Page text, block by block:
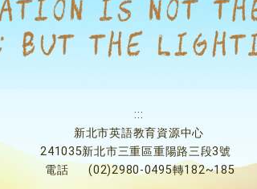
:::
新北市英語教育資源中心
241035新北市三重區重陽路三段3號
電話
(02)2980-0495轉182~185